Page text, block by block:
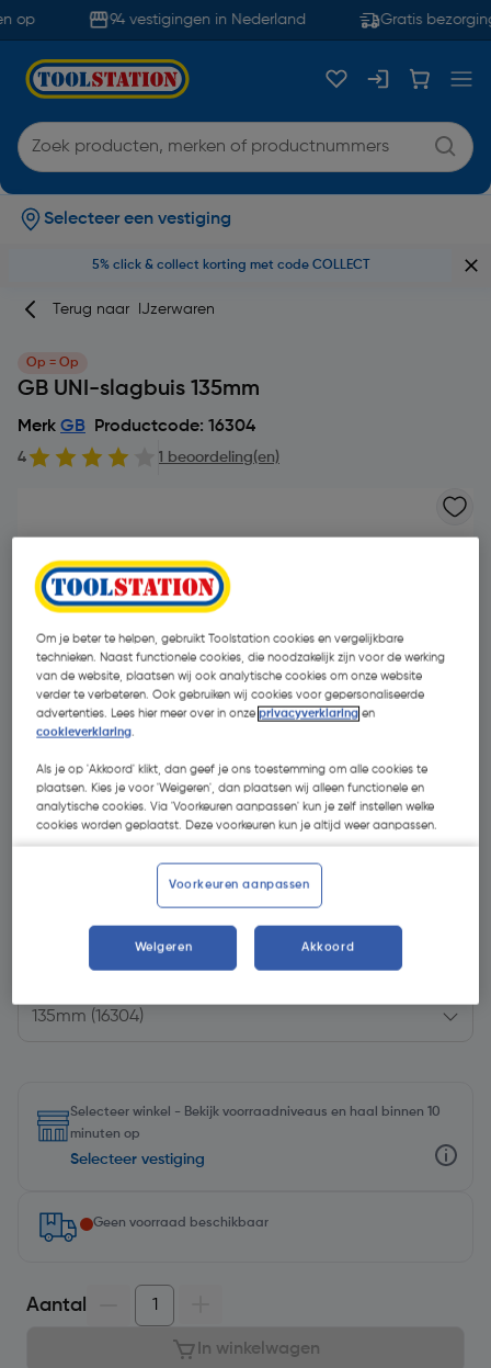
op 94 vestigingen in Nederland Gratis
Selecteer een vestiging
5% click & collect korting met code COLLECT
Terug naar IJzerwaren
Op = Op
GB UNI-slagbuis 135mm
Merk GB Productcode: 16304
4 1 beoordeling(en)
| Excl. btw € 0,74
Selecteer winkel - Bekijk voorraadniveaus en haal binnen 10
minuten op
Selecteer vestiging
Geen voorraad beschikbaar
Aantal
In winkelwagen
Om je beter te helpen, gebruikt Toolstation cookies en vergelijkbare
technieken. Naast functionele cookies, die noodzakelijk zijn voor de werking
van de website, plaatsen wij ook analytische cookies om onze website
verder te verbeteren. Ook gebruiken wij cookies voor gepersonaliseerde
advertenties. Lees hier meer over in onzeprivacyverklaring en
cookieverklaring.
Als je op 'Akkoord' klikt, dan geef je ons toestemming om alle cookies te
plaatsen. Kies je voor 'Weigeren', dan plaatsen wij alleen functionele en
analytische cookies. Via 'Voorkeuren aanpassen' kun je zelf instellen welke
cookies worden geplaatst. Deze voorkeuren kun je altijd weer aanpassen.
Voorkeuren aanpassen
Weigeren Akkoord